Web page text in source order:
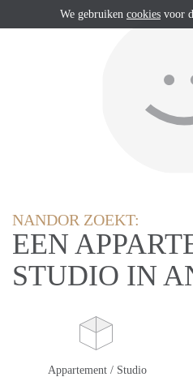
NANDOR ZOEKT:
EEN
STUDIO IN
Appartement / Studio
We gebruiken cookies voor